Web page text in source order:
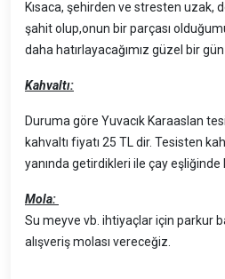
Kısaca, şehirden ve stresten uzak,
şahit olup,onun bir parçası
daha hatırlayacağımız güzel bir
Kahvaltı:
Duruma göre Yuvacık Karaaslan
kahvaltı fiyatı 25 TL dir. Tesisten
yanında getirdikleri ile çay eşliğinde
Mola:
Su meyve vb. ihtiyaçlar için parkur
alışveriş molası vereceğiz.